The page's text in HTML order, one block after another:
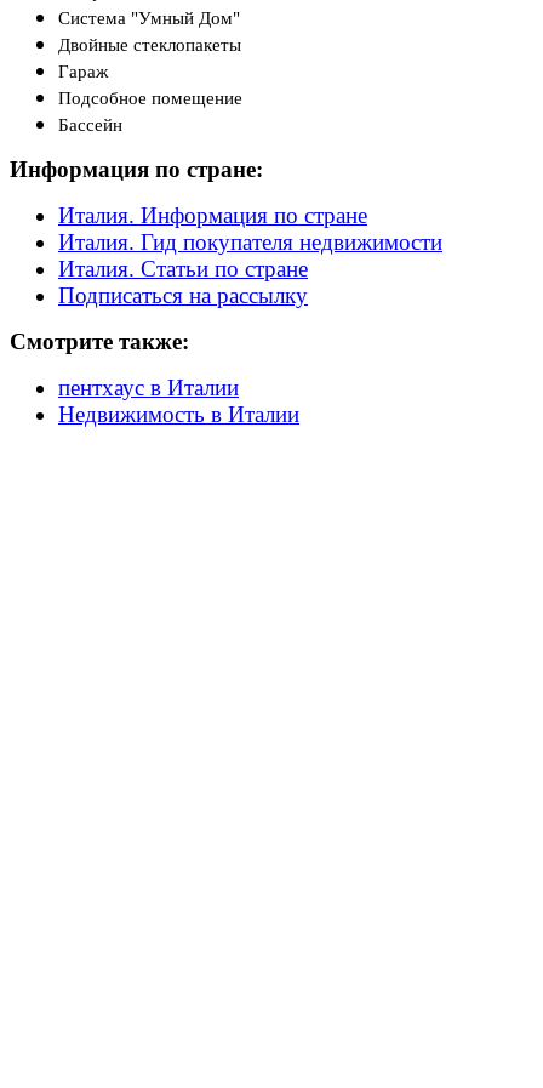
Система "Умный Дом"
Двойные стеклопакеты
Гараж
Подсобное помещение
Бассейн
Информация по стране:
Италия. Информация по стране
Италия. Гид покупателя недвижимости
Италия. Статьи по стране
Подписаться на рассылку
Смотрите также:
пентхаус в Италии
Недвижимость в Италии